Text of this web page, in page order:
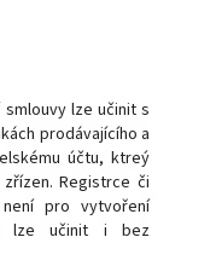
lze učinit s
prodávajícího a
účtu, ktreý
Registrce či
pro vytvoření
lze učinit i bez